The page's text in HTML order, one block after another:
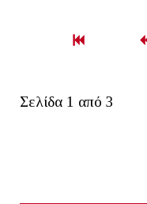
Σελίδα 1 από 3